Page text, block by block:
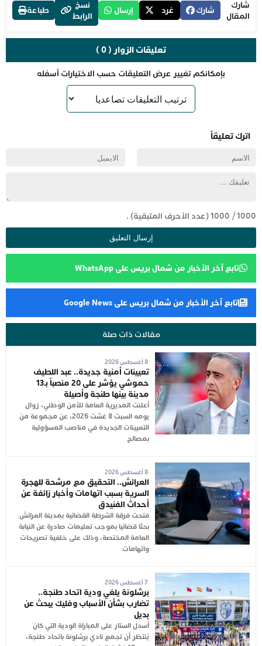
شارك
المقال
شارك غرد إرسال
نسخ
الرابط
طباعة
تعليقات الزوار ( 0 )
بإمكانكم تغيير عرض التعليقات حسب الاختيارات أسفله
اترك تعليقاً
1000
/
1000(عدد الأحرف المتبقية) .
تابع آخر الأخبار من شمال بريس على WhatsApp
تابع آخر الأخبار من شمال بريس على Google News
مقالات ذات صلة
8 أغسطس 2026
تعيينات أمنية جديدة.. عبد اللطيف
حموشي يؤشر على 20 منصباً بـ13
مدينة بينها طنجة وأصيلة
أعلنت المديرية العامة للأمن الوطني، زوال
يومه السبت 8 غشت 2026، عن مجموعة من
التعيينات الجديدة في مناصب المسؤولية
بمصالح
8 أغسطس 2026
العرائش.. التحقيق مع مرشحة للهجرة
السرية بسبب اتهامات وأخبار زائفة عن
أحداث الفنيدق
فتحت فرقة الشرطة القضائية بمدينة العرائش
بحثا قضائيا بموجب تعليمات صادرة عن النيابة
العامة المختصة، وذلك على خلفية تصريحات
واتهامات
7 أغسطس 2026
برشلونة يلغي ودية اتحاد طنجة..
تضارب بشأن الأسباب وفليك يبحث عن
بديل
أُسدل الستار على المباراة الودية التي كان
يُنتظر أن تجمع نادي برشلونة باتحاد طنجة،